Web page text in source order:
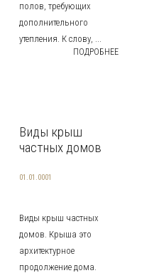
полов, требующих
дополнительного
утепления. К слову, ...
ПОДРОБНЕЕ
Виды крыш
частных домов
01.01.0001
Виды крыш частных
домов. Крыша это
архитектурное
продолжение дома.